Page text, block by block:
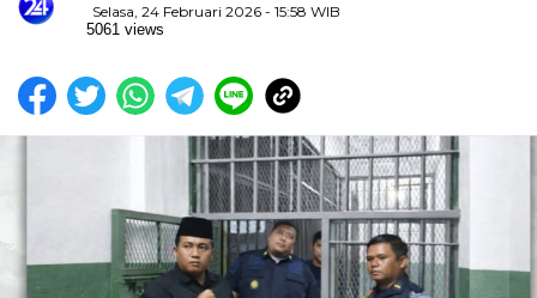
Selasa, 24 Februari 2026 - 15:58 WIB
5061 views